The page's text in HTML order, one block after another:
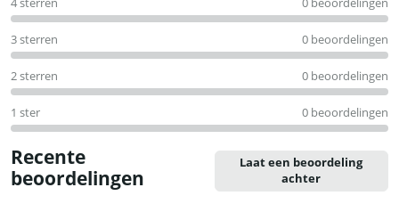
4 sterren 0 beoordelingen
3 sterren 0 beoordelingen
2 sterren 0 beoordelingen
1 ster 0 beoordelingen
Recente
beoordelingen
Laat een beoordeling
achter